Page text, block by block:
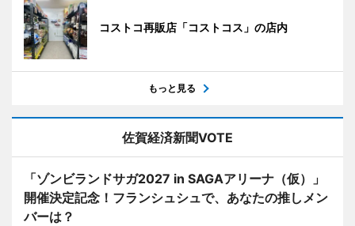
コストコ再販店「コストコス」の店内
もっと見る
佐賀経済新聞VOTE
「ゾンビランドサガ2027 in SAGAアリーナ（仮）」
開催決定記念！フランシュシュで、あなたの推しメン
バーは？